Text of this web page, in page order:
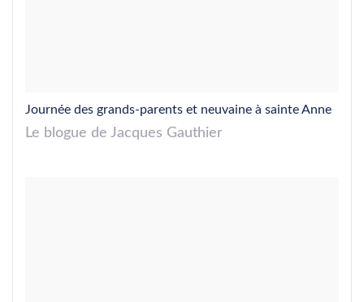
Journée des grands-parents et neuvaine à sainte Anne
Le blogue de Jacques Gauthier